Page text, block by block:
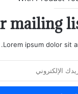
mailing
Lorem ipsum dolor sit